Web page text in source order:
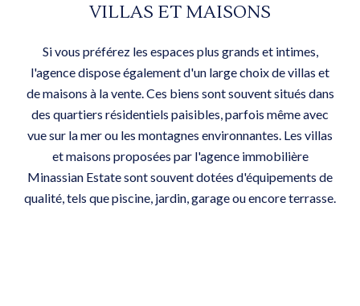
VILLAS ET MAISONS
Si vous préférez les espaces plus grands et intimes,
l'agence dispose également d'un large choix de villas et
de maisons à la vente. Ces biens sont souvent situés dans
des quartiers résidentiels paisibles, parfois même avec
vue sur la mer ou les montagnes environnantes. Les villas
et maisons proposées par l'agence immobilière
Minassian Estate sont souvent dotées d'équipements de
qualité, tels que piscine, jardin, garage ou encore terrasse.